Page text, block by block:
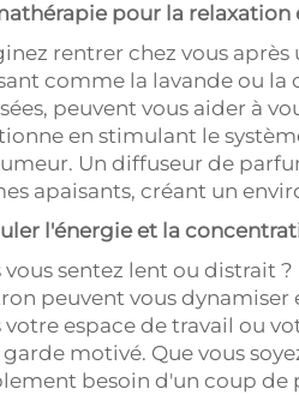
pour la relaxation
rentrer chez vous
comme la lavande ou la
peuvent vous aider à
en stimulant le
Un diffuseur de
apaisants, créant un
l'énergie et la
vous sentez lent ou distrait
peuvent vous
votre espace de travail ou
garde motivé. Que vous
besoin d'un coup de